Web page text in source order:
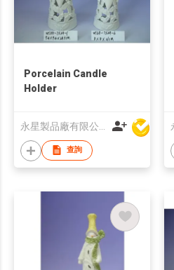
Porcelain Candle
Holder
查詢